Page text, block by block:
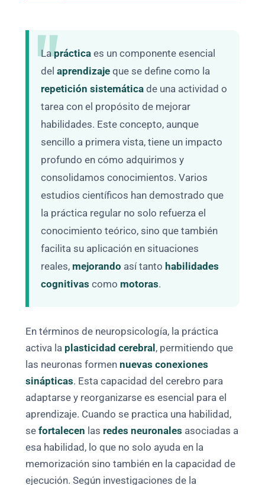
Lapráctica es un componente esencial
delaprendizaje que se define como la
repetición sistemática de una actividad o
tarea con el propósito de mejorar
habilidades. Este concepto, aunque
sencillo a primera vista, tiene un impacto
profundo en cómo adquirimos y
consolidamos conocimientos. Varios
estudios científicos han demostrado que
la práctica regular no solo refuerza el
conocimiento teórico, sino que también
facilita su aplicación en situaciones
reales, mejorando así tanto habilidades
cognitivas como motoras.
En términos de neuropsicología, la práctica
activa la plasticidad cerebral , permitiendo que
las neuronas formennuevas conexiones
sinápticas. Esta capacidad del cerebro para
adaptarse y reorganizarse es esencial para el
aprendizaje. Cuando se practica una habilidad,
sefortalecen las redes neuronales asociadas a
esa habilidad, lo que no solo ayuda en la
memorización sino también en la capacidad de
ejecución. Según investigaciones de la